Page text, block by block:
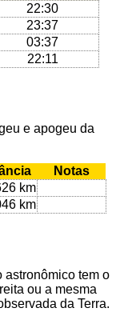
22:30
23:37
03:37
22:11
e apogeu da
Notas
km
km
astronômico tem o
ou a mesma
da Terra.